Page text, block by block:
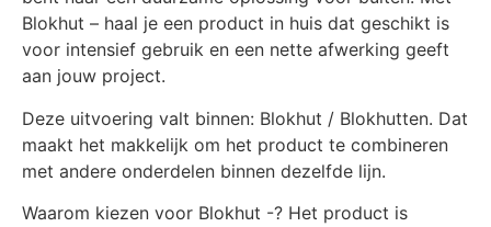
Blokhut – haal je een product in huis dat geschikt is
voor intensief gebruik en een nette afwerking geeft
aan jouw project.
Deze uitvoering valt binnen: Blokhut / Blokhutten. Dat
maakt het makkelijk om het product te combineren
met andere onderdelen binnen dezelfde lijn.
Waarom kiezen voor Blokhut -? Het product is